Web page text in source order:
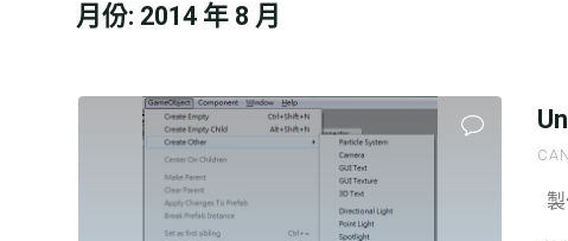
月份: 2014 年 8 月